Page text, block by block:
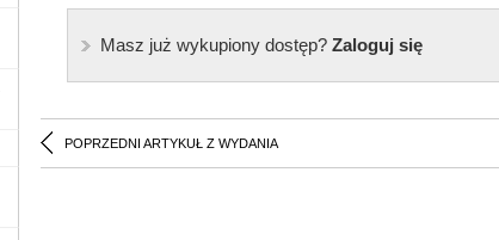
Masz już wykupiony dostęp?Zaloguj się
POPRZEDNI ARTYKUŁ Z WYDANIA